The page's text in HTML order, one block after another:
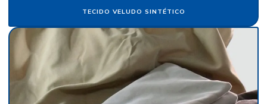
Fornecedor de floco de nylon
Fornecedor de papel camurça
Fornecedor de papel crepom
Fornecedor de papel crepom parafinado
Fornecedor de papel veludo
TECIDO VELUDO SINTÉTICO